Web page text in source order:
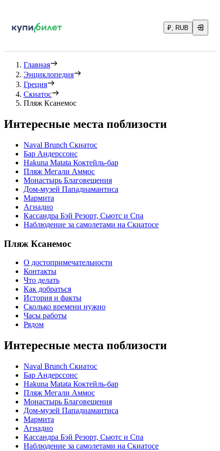
₽, RUB
Главная
Энциклопедия
Греция
Скиатос
Пляж Ксанемос
Интересные места поблизости
Naval Brunch Скиатос
Бар Андерссонс
Hakuna Matata Коктейль-бар
Пляж Мегали Аммос
Монастырь Благовещения
Дом-музей Пападиамантиса
Мармита
Агнадио
Кассандра Бэй Резорт, Сьютс и Спа
Наблюдение за самолетами на Скиатосе
Пляж Ксанемос
О достопримечательности
Контакты
Что делать
Как добраться
История и факты
Сколько времени нужно
Часы работы
Рядом
Интересные места поблизости
Naval Brunch Скиатос
Бар Андерссонс
Hakuna Matata Коктейль-бар
Пляж Мегали Аммос
Монастырь Благовещения
Дом-музей Пападиамантиса
Мармита
Агнадио
Кассандра Бэй Резорт, Сьютс и Спа
Наблюдение за самолетами на Скиатосе